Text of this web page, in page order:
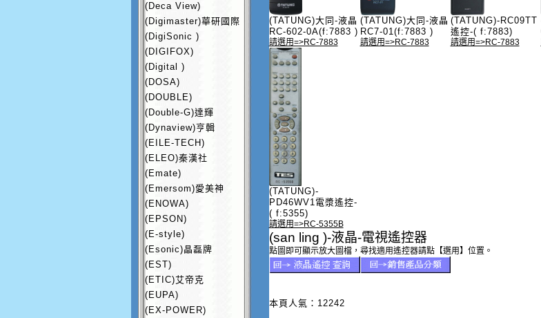
(Deca View)
(Digimaster)華研國際
(DigiSonic )
(DIGIFOX)
(Digital )
(DOSA)
(DOUBLE)
(Double-G)達輝
(Dynaview)亨輯
(EILE-TECH)
(ELEO)秦漢社
(Emate)
(Emersom)愛美神
(ENOWA)
(EPSON)
(E-style)
(Esonic)晶磊牌
(EST)
(ETIC)艾帝克
(EUPA)
(EX-POWER)
(TATUNG)大同-液晶
RC-602-0A(f:7883 )
請選用=>RC-7883
(TATUNG)大同-液晶
RC7-01(f:7883 )
請選用=>RC-7883
(TATUNG)-RC09TT
遙控-( f:7883)
請選用=>RC-7883
(TATUNG)-
PD46WV1電漿遙控-
( f:5355)
請選用=>RC-5355B
(san ling )-液晶-電視遙控器
點圖即可顯示放大圖檔，尋找適用遙控器請點【選用】位置。
本頁人氣：12242